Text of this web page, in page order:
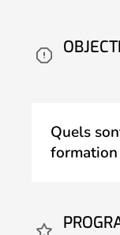
Quels
formation